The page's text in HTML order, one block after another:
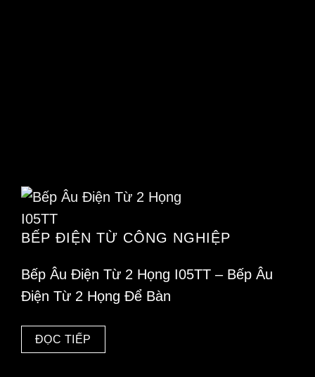
BẾP ĐIỆN TỪ CÔNG NGHIỆP
Bếp Âu Điện Từ 2 Họng I05TT – Bếp Âu
Điện Từ 2 Họng Để Bàn
ĐỌC TIẾP